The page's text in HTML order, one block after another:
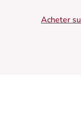
• Veste courte
Acheter